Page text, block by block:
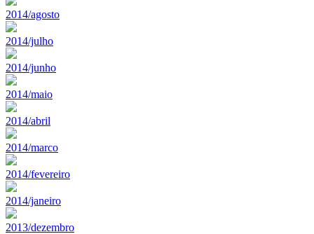
2014/agosto
2014/julho
2014/junho
2014/maio
2014/abril
2014/marco
2014/fevereiro
2014/janeiro
2013/dezembro